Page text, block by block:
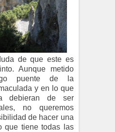
de que este es
Aunque metido
puente de la
y en lo que
debieran de ser
no queremos
de hacer una
que tiene todas las